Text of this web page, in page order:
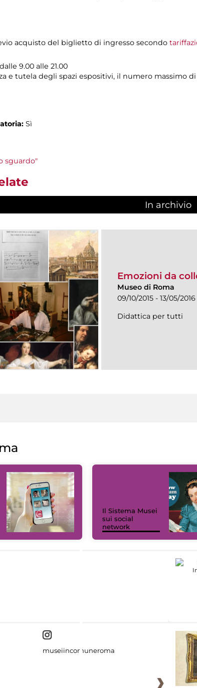
acquisto del biglietto di ingresso secondo
9.00 alle 21.00
e tutela degli spazi espositivi, il numero massimo
Sì
sguardo"
In archivio
Emozioni da
Museo di Roma
09/10/2015 - 13/05/2016
Didattica per tutti
Il Sistema Musei
sui social
network
museiincomuneroma